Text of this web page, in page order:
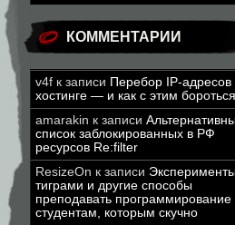
КОММЕНТАРИИ
v4f к записи Перебор IP-адресов
хостинге — и как с этим бороться
amarakin к записи
список заблокированных в РФ
ресурсов Re:filter
ResizeOn к записи
тиграми и другие способы
преподавать программирование
студентам, которым скучно